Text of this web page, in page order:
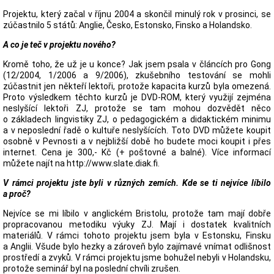
Projektu, který začal v říjnu 2004 a skončil minulý rok v prosinci, se
zúčastnilo 5 států: Anglie, Česko, Estonsko, Finsko a Holandsko.
A co je teč v projektu nového?
Kromě toho, že už je u konce? Jak jsem psala v článcích pro Gong
(12/2004, 1/2006 a 9/2006), zkušebního testování se mohli
zúčastnit jen někteří lektoři, protože kapacita kurzů byla omezená.
Proto výsledkem těchto kurzů je DVD-ROM, který využijí zejména
neslyšící lektoři ZJ, protože se tam mohou dozvědět něco
o základech lingvistiky ZJ, o pedagogickém a didaktickém minimu
a v neposlední řadě o kultuře neslyšících. Toto DVD můžete koupit
osobně v Pevnosti a v nejbližší době ho budete moci koupit i přes
internet. Cena je 300,- Kč (+ poštovné a balné). Více informací
můžete najít na http://www.slate.diak.fi.
V rámci projektu jste byli v různých zemích. Kde se ti nejvíce líbilo
a proč?
Nejvíce se mi líbilo v anglickém Bristolu, protože tam mají dobře
propracovanou metodiku výuky ZJ. Mají i dostatek kvalitních
materiálů. V rámci tohoto projektu jsem byla v Estonsku, Finsku
a Anglii. Všude bylo hezky a zároveň bylo zajímavé vnímat odlišnost
prostředí a zvyků. V rámci projektu jsme bohužel nebyli v Holandsku,
protože seminář byl na poslední chvíli zrušen.